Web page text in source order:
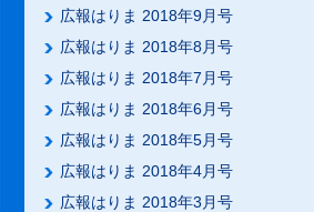
広報はりま 2018年9月号
広報はりま 2018年8月号
広報はりま 2018年7月号
広報はりま 2018年6月号
広報はりま 2018年5月号
広報はりま 2018年4月号
広報はりま 2018年3月号